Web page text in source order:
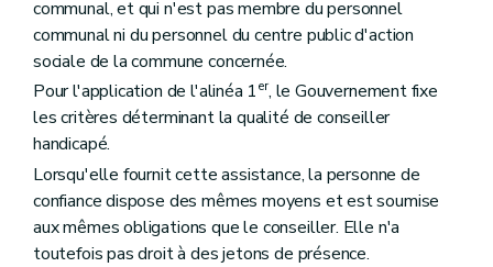
Section 5 Le greffier et le receveur
Sous-section première Le greffier
Art. L2212-56
Art. L2212-57
Art. L2212-58
Art. L2212-59
Art. L2212-61
Sous-section 2
Le receveur
Art. L2212-62
Art. L2212-63
Art. L2212-64
communal, et qui n'est pas membre du personnel
communal ni du personnel du centre public d'action
sociale de la commune concernée.
Pour l'application de l'alinéa 1er, le Gouvernement fixe
les critères déterminant la qualité de conseiller
handicapé.
Lorsqu'elle fournit cette assistance, la personne de
confiance dispose des mêmes moyens et est soumise
aux mêmes obligations que le conseiller. Elle n'a
toutefois pas droit à des jetons de présence.